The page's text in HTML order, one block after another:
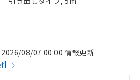
2026/08/07 00:00 情報更新